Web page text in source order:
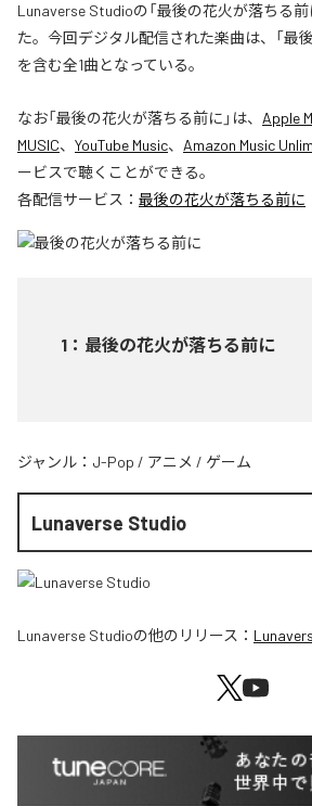
Lunaverse Studioの「最後の花火が落ちる
た。今回デジタル配信された楽曲は、「最
を含む全1曲となっている。
なお「最後の花火が落ちる前に 」は、 Apple
MUSIC、 YouTube Music、 Amazon Music
ービスで聴くことができる。
各配信サービス： 最後の花火が落ちる前に
1 ： 最後の花火が落ちる前に
ジャンル： J-Pop / アニメ / ゲーム
Lunaverse Studio
Lunaverse Studioの他のリリース：